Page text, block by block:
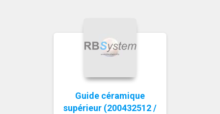
Guide céramique
supérieur (200432512 /